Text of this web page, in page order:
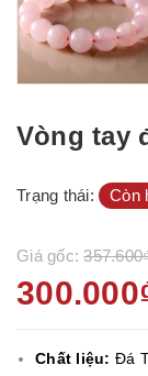
Vòng tay
Trạng thái: Còn
Giá gốc:
Chất liệu: Đá